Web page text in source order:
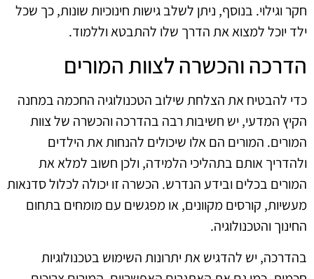
חקר וגילוי. בנוסף, ניתן לשלב גישות חינוכיות שונות, כך שכל
ילד יוכל למצוא את הדרך שלו להתבטא וללמוד.
הדרכה והכשרה לצוות המורים
כדי להבטיח את הצלחת שילוב הטכנולוגיה החכמה במחנה
הקיץ המדעי, יש חשיבות רבה בהדרכה והכשרה של צוות
המורים. המורים הם אלו שיכולים להנחות את הילדים
ולהדריך אותם בתהליכי הלמידה, ולכן חשוב למלא את
המורים בכלים ובידע הנדרש. הכשרה זו יכולה לכלול סדנאות
מעשיות, קורסים מקוונים, או מפגשים עם מומחים בתחום
החינוך והטכנולוגיה.
בהדרכה, יש להדגיש את יתרונות השימוש בטכנולוגיות